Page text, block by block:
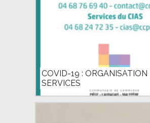
COVID-19 : ORGANISATION
SERVICES